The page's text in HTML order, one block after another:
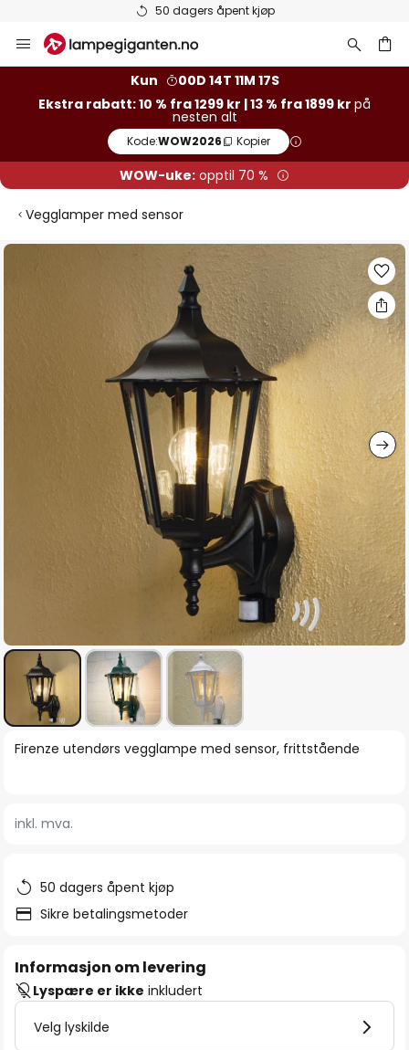
50 dagers åpent kjøp
Hopp
til
Kun
00D 14T 11M 16S
Ekstra rabatt: 10 % fra 1299 kr | 13 % fra 1899 kr på
nesten alt
Kode:WOW2026 Kopier
WOW-uke: opptil 70 %
Vegglamper med sensor
Gå
Gå
bildegalleri
Firenze utendørs vegglampe med sensor, frittstående
inkl. mva.
50 dagers åpent kjøp
Sikre betalingsmetoder
Informasjon om levering
Lyspære er ikke inkludert
Velg lyskilde